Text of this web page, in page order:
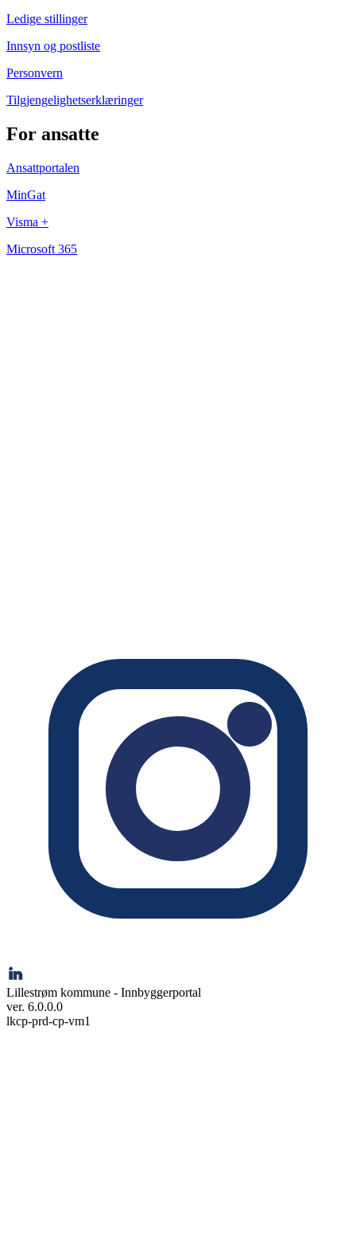
Ledige stillinger
Innsyn og postliste
Personvern
Tilgjengelighetserklæringer
For ansatte
Ansattportalen
MinGat
Visma +
Microsoft 365
Lillestrøm kommune - Innbyggerportal
ver. 6.0.0.0
lkcp-prd-cp-vm1